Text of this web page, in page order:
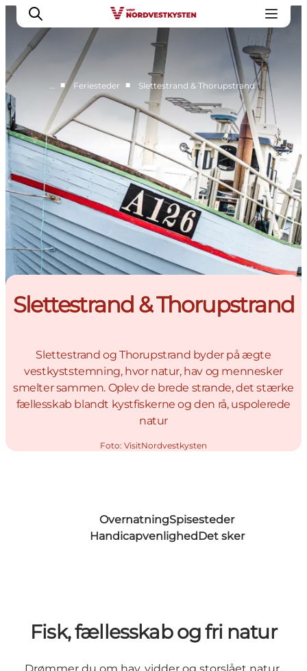
Feriesteder
Inspiration
Handicapvenlig ferie
Events
Overnatning
Planlæg din ferie
… ■ Feriesteder ■ Slettestrand & Thorupstrand
Slettestrand & Thorupstrand
Slettestrand og Thorupstrand byder på ægte
vestkyststemning, hvor natur, hav og mennesker
smelter sammen. Oplev de brede strande, det stærke
fællesskab blandt kystfiskerne og den rå, uspolerede
natur
Foto: VisitNordvestkysten
OvernatningSpisesteder
HandicapvenlighedDet sker
Fisk, fællesskab og fri natur